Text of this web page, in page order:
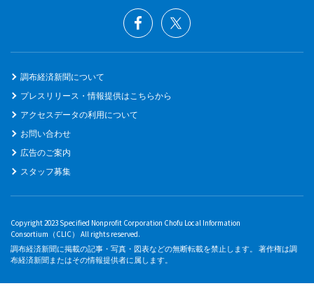
調布経済新聞について
プレスリリース・情報提供はこちらから
アクセスデータの利用について
お問い合わせ
広告のご案内
スタッフ募集
Copyright 2023 Specified Nonprofit Corporation Chofu Local Information
Consortium（CLIC） All rights reserved.
調布経済新聞に掲載の記事・写真・図表などの無断転載を禁止します。 著作権は調
布経済新聞またはその情報提供者に属します。